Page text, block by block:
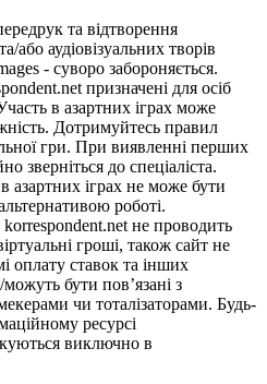
та відтворення
або аудіовізуальних творів
- суворо забороняється.
призначені для осіб
в азартних іграх може
Дотримуйтесь правил
гри. При виявленні перших
зверніться до спеціаліста.
азартних іграх не може бути
роботі.
не проводить
гроші, також сайт не
оплату ставок та інших
можуть бути пов’язані з
чи тоталізаторами. Будь-
ресурсі
виключно в